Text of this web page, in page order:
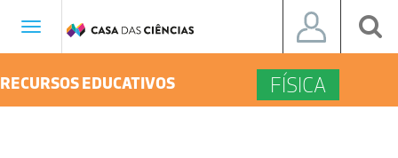
Toggle
RECURSOS EDUCATIVOS FÍSICA